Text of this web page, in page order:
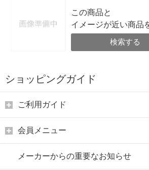
この商品と
イメージが近い商品
検索する
ショッピングガイド
ご利用ガイド
会員メニュー
メーカーからの重要なお知らせ